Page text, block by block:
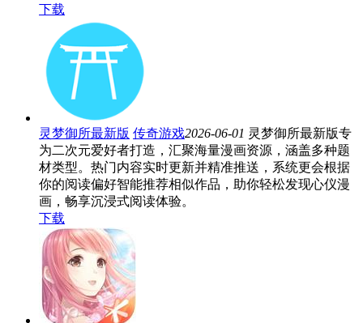
下载
灵梦御所最新版 传奇游戏2026-06-01 灵梦御所最新版专
为二次元爱好者打造，汇聚海量漫画资源，涵盖多种题
材类型。热门内容实时更新并精准推送，系统更会根据
你的阅读偏好智能推荐相似作品，助你轻松发现心仪漫
画，畅享沉浸式阅读体验。
下载